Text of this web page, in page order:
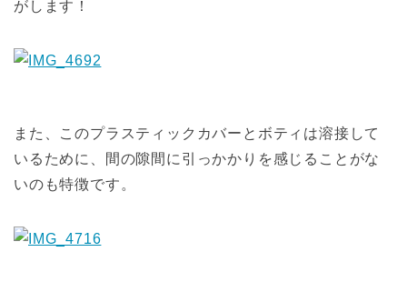
がします！
また、このプラスティックカバーとボティは溶接して
いるために、間の隙間に引っかかりを感じることがな
いのも特徴です。